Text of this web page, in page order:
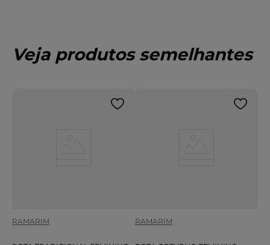
Veja produtos semelhantes
RAMARIM RAMARIM